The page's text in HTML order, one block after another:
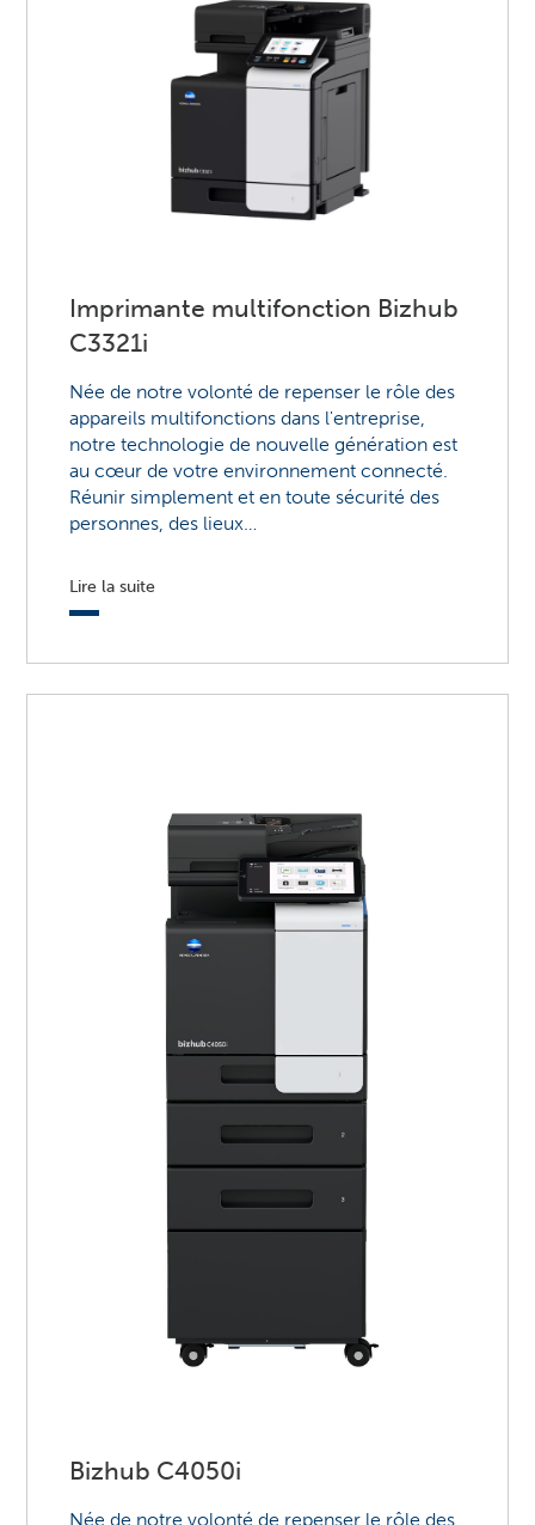
Imprimante multifonction Bizhub
C3321i
Née de notre volonté de repenser le rôle des
appareils multifonctions dans l'entreprise,
notre technologie de nouvelle génération est
au cœur de votre environnement connecté.
Réunir simplement et en toute sécurité des
personnes, des lieux…
Lire la suite
Bizhub C4050i
Née de notre volonté de repenser le rôle des